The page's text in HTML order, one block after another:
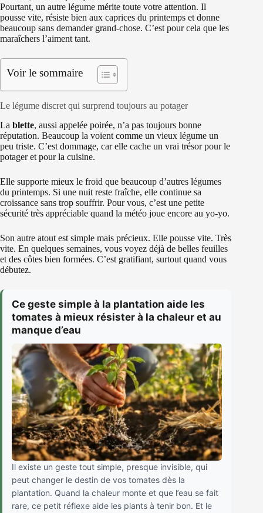
Pourtant, un autre légume mérite toute votre attention. Il
pousse vite, résiste bien aux caprices du printemps et donne
beaucoup sans demander grand-chose. C’est pour cela que les
maraîchers l’aiment tant.
Voir le sommaire
Le légume discret qui surprend toujours au potager
La blette, aussi appelée poirée, n’a pas toujours bonne
réputation. Beaucoup la voient comme un vieux légume un
peu triste. C’est dommage, car elle cache un vrai trésor pour le
potager et pour la cuisine.
Elle supporte mieux le froid que beaucoup d’autres légumes
du printemps. Si une nuit reste fraîche, elle continue sa
croissance sans trop souffrir. Pour vous, c’est une petite
sécurité très appréciable quand la météo joue encore au yo-yo.
Son autre atout est simple mais précieux. Elle pousse vite. Très
vite. En quelques semaines, vous voyez déjà de belles feuilles
et des côtes bien formées. C’est gratifiant, surtout quand vous
débutez.
Ce geste simple à la plantation aide les
tomates à mieux résister à la chaleur et au
manque d’eau
Il existe un geste tout simple, presque invisible, qui
peut changer le destin de vos tomates dès la
plantation. Quand la chaleur monte et que l’eau se fait
rare, ce petit réflexe aide les plants à tenir bon. Et le